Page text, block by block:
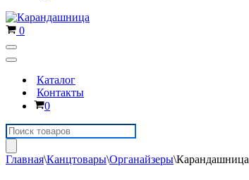
Корзина
0
Меню
навигации
Меню
навигацииКаталог
Контакты
Корзина
0
Поиск
товаров
Главная\Канцтовары\Органайзеры\Карандашница